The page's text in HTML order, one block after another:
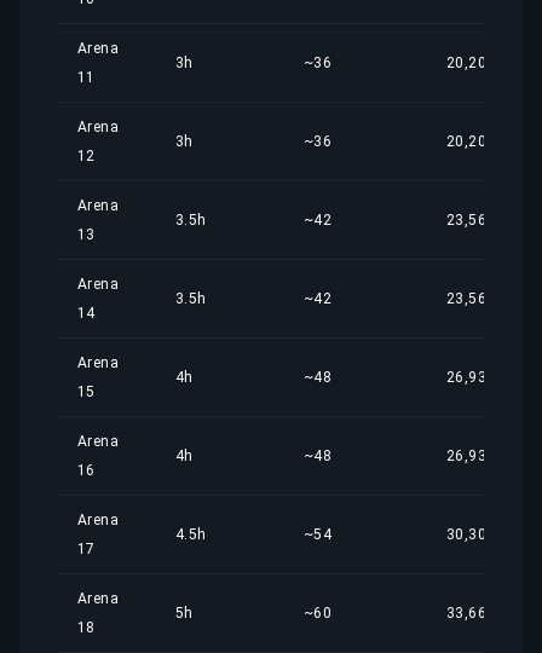
Arena
11
3h ~36 20,20 €
Arena
12
3h ~36 20,20 €
Arena
13
3.5h ~42 23,56 €
Arena
14
3.5h ~42 23,56 €
Arena
15
4h ~48 26,93 €
Arena
16
4h ~48 26,93 €
Arena
17
4.5h ~54 30,30 €
Arena
18
5h ~60 33,66 €